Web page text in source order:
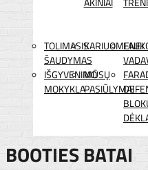
TOLIMASIS
ŠAUDYMAS
KARIUOMENEI
IŠGYVENIMO
MOKYKLA
MŪSŲ
PASIŪLYMAI
BOOTIES BATAI